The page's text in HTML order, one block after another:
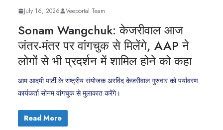
July 16, 2026 Veeportal Team
Sonam Wangchuk: केजरीवाल आज
जंतर-मंतर पर वांगचुक से मिलेंगे, AAP ने
लोगों से भी प्रदर्शन में शामिल होने को कहा
आम आदमी पार्टी के राष्ट्रीय संयोजक अरविंद केजरीवाल गुरुवार को पर्यावरण
कार्यकर्ता सोनम वांगचुक से मुलाकात करेंगे।
Read More